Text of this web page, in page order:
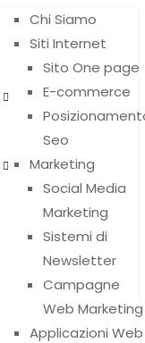
Chi Siamo
Siti Internet
Sito One page
E-commerce
Seo
Marketing
Social Media
Marketing
Sistemi di
Newsletter
Campagne
Web Marketing
Applicazioni Web